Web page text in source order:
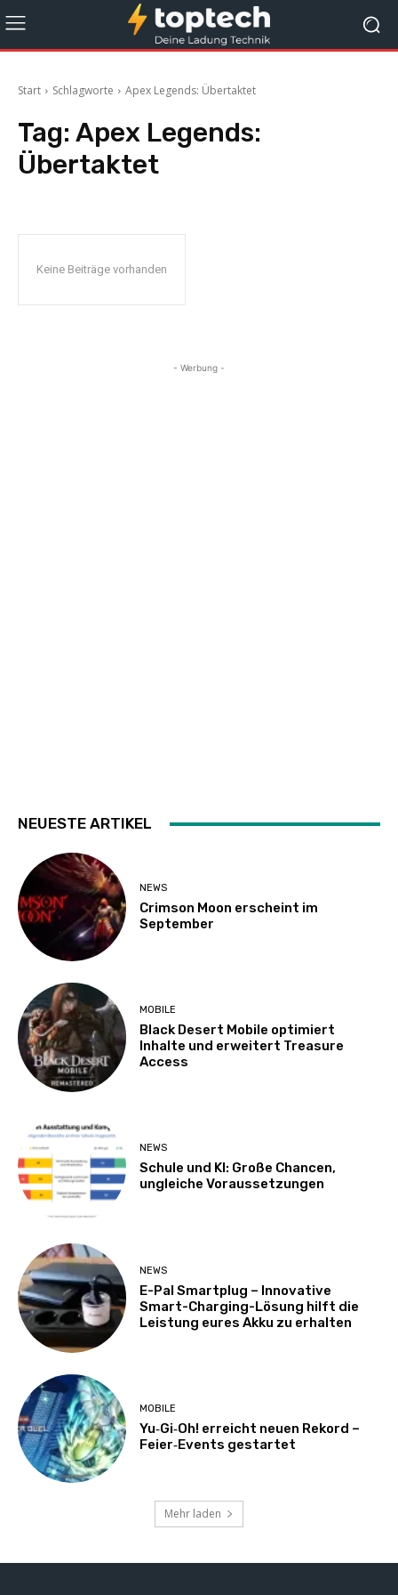
Start Schlagworte Apex Legends: Übertaktet
Tag: Apex Legends:
Übertaktet
Keine Beiträge vorhanden
- Werbung -
NEUESTE ARTIKEL
NEWS
Crimson Moon erscheint im
September
MOBILE
Black Desert Mobile optimiert
Inhalte und erweitert Treasure
Access
NEWS
Schule und KI: Große Chancen,
ungleiche Voraussetzungen
NEWS
E-Pal Smartplug – Innovative
Smart-Charging-Lösung hilft die
Leistung eures Akku zu erhalten
MOBILE
Yu‑Gi‑Oh! erreicht neuen Rekord –
Feier‑Events gestartet
Mehr laden